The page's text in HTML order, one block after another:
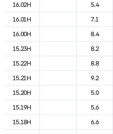
16.02H
5.4
16.01H
7.1
16.00H
8.4
15.23H
8.2
15.22H
8.8
15.21H
9.2
15.20H
5.0
15.19H
5.6
15.18H
6.6